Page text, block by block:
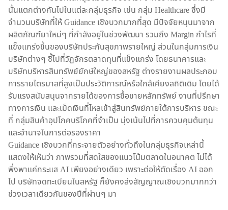
นั้นแตกต่างกันไปในแต่ละกลุ่มธุรกิจ เช่น กลุ่ม Healthcare ซึ่งมี
จำนวนบริษัทที่ให้ Guidance เชิงบวกมากที่สุด มีปัจจัยหนุนมาจาก
ผลิตภัณฑ์ยาใหม่ๆ ที่กำลังอยู่ในช่วงพัฒนา รวมถึง Margin กำไรที่
แข็งแกร่งขึ้นของบริษัทประกันสุขภาพรายใหญ่ ส่วนในกลุ่มการเงิน
บริษัทต่างๆ ชี้ไปที่วัฏจักรตลาดทุนที่แข็งแกร่ง โดยธนาคารและ
บริษัทบริหารสินทรัพย์ยักษ์ใหญ่ของสหรัฐ ต่างรายงานผลประกอบ
การรายไตรมาสที่สูงเป็นประวัติการณ์หรือใกล้เคียงสถิติเดิม โดยได้
รับแรงสนับสนุนจากรายได้ของการซื้อขายหลักทรัพย์ งานที่ปรึกษา
ทางการเงิน และเม็ดเงินที่ไหลเข้าสู่สินทรัพย์ภายใต้การบริหาร ขณะ
ที่ กลุ่มสินค้าอุปโภคบริโภคที่จำเป็น มุ่งเน้นไปที่การควบคุมต้นทุน
และอำนาจในการต่อรองราคา
Guidance เชิงบวกที่กระจายตัวอย่างทั่วถึงในกลุ่มธุรกิจเหล่านี้
แสดงให้เห็นว่า ภาพรวมที่สดใสของแนวโน้มตลาดในอนาคต ไม่ได้
พึ่งพาแค่กระแส AI เพียงอย่างเดียว เพราะต่อให้ตัดเรื่อง AI ออก
ไป บริษัทจดทะเบียนในสหรัฐ ก็ยังคงส่งสัญญาณเชิงบวกมากกว่า
ช่วงเวลาเดียวกันของปีที่ผ่านๆ มา